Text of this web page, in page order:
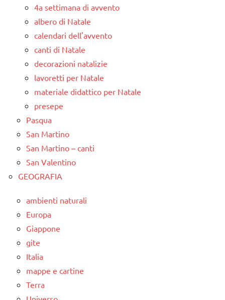
4a settimana di avvento
albero di Natale
calendari dell'avvento
canti di Natale
decorazioni natalizie
lavoretti per Natale
materiale didattico per Natale
presepe
Pasqua
San Martino
San Martino – canti
San Valentino
GEOGRAFIA
ambienti naturali
Europa
Giappone
gite
Italia
mappe e cartine
Terra